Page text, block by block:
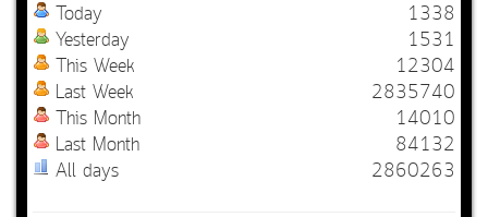
Today
Yesterday
This Week
Last Week
This Month
Last Month
All days
1338
1531
12304
2835740
14010
84132
2860263